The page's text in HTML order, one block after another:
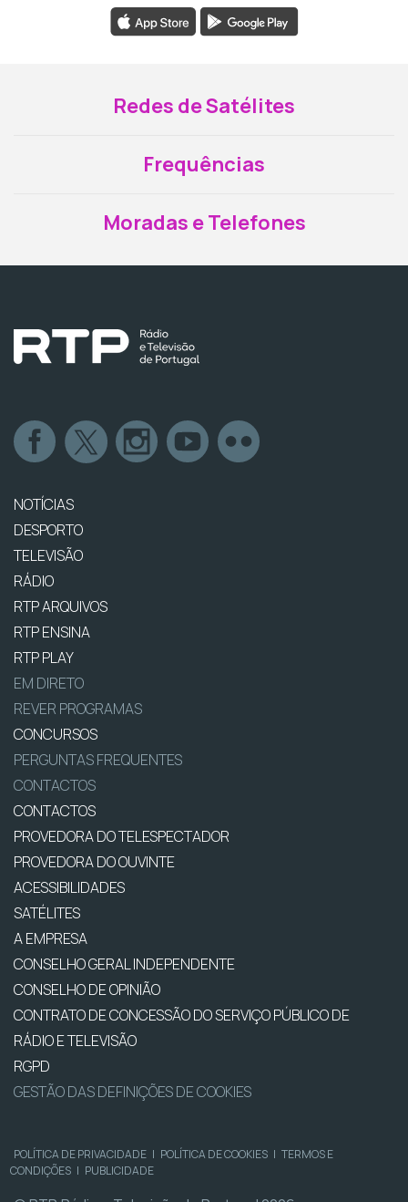
Redes de Satélites
Frequências
Moradas e Telefones
NOTÍCIAS
DESPORTO
TELEVISÃO
RÁDIO
RTP ARQUIVOS
RTP ENSINA
RTP PLAY
EM DIRETO
REVER PROGRAMAS
CONCURSOS
PERGUNTAS FREQUENTES
CONTACTOS
CONTACTOS
PROVEDORA DO TELESPECTADOR
PROVEDORA DO OUVINTE
ACESSIBILIDADES
SATÉLITES
A EMPRESA
CONSELHO GERAL INDEPENDENTE
CONSELHO DE OPINIÃO
CONTRATO DE CONCESSÃO DO SERVIÇO PÚBLICO DE
RÁDIO E TELEVISÃO
RGPD
GESTÃO DAS DEFINIÇÕES DE COOKIES
POLÍTICA DE PRIVACIDADE | POLÍTICA DE COOKIES | TERMOS E
CONDIÇÕES | PUBLICIDADE